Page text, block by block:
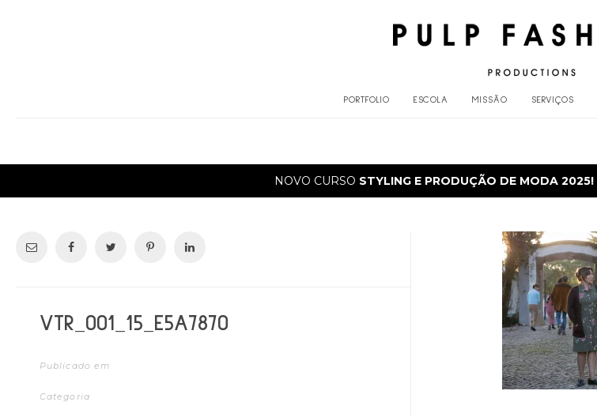
PORTFOLIO ESCOLA MISSÃO SERVIÇOS
NOVO CURSO STYLING E PRODUÇÃO DE MODA 2025!
VTR_001_15_E5A7870
Publicado em
Categoria